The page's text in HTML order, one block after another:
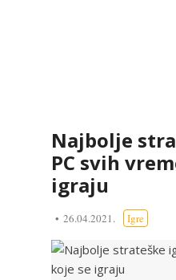
Najbolje
PC svih
igraju
26.04.2021. Igre